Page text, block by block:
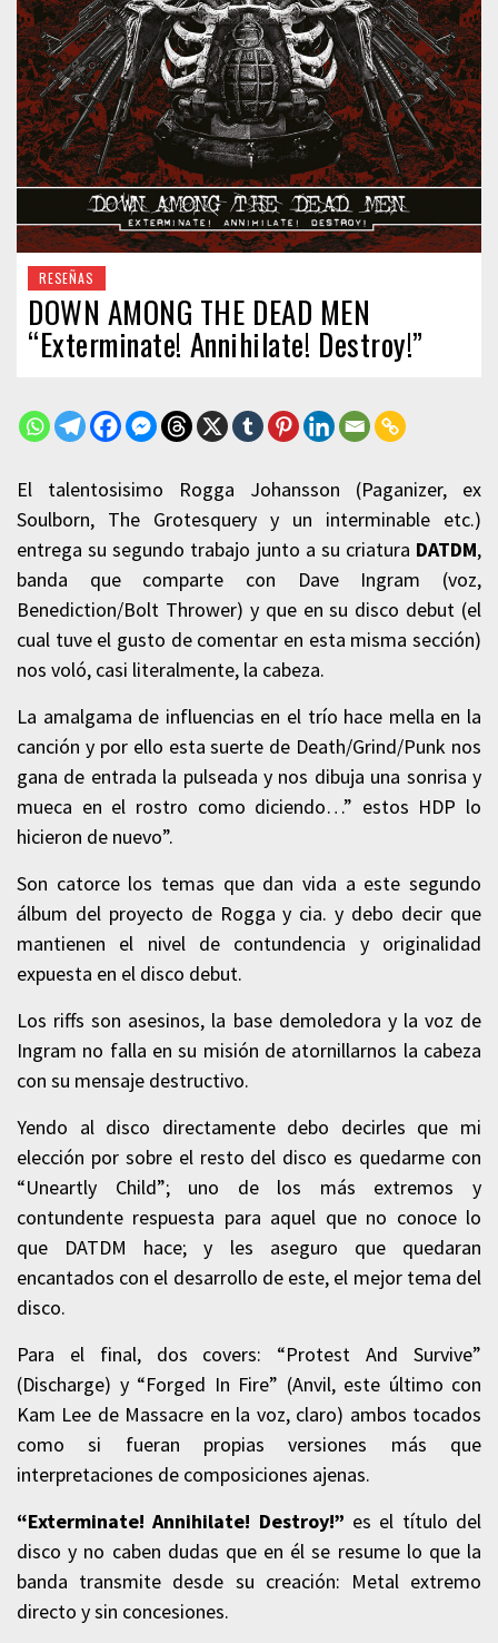
RESEÑAS
DOWN AMONG THE DEAD MEN
“Exterminate! Annihilate! Destroy!”
El talentosisimo Rogga Johansson (Paganizer, ex
Soulborn, The Grotesquery y un interminable etc.)
entrega su segundo trabajo junto a su criatura DATDM,
banda que comparte con Dave Ingram (voz,
Benediction/Bolt Thrower) y que en su disco debut (el
cual tuve el gusto de comentar en esta misma sección)
nos voló, casi literalmente, la cabeza.
La amalgama de influencias en el trío hace mella en la
canción y por ello esta suerte de Death/Grind/Punk nos
gana de entrada la pulseada y nos dibuja una sonrisa y
mueca en el rostro como diciendo…” estos HDP lo
hicieron de nuevo”.
Son catorce los temas que dan vida a este segundo
álbum del proyecto de Rogga y cia. y debo decir que
mantienen el nivel de contundencia y originalidad
expuesta en el disco debut.
Los riffs son asesinos, la base demoledora y la voz de
Ingram no falla en su misión de atornillarnos la cabeza
con su mensaje destructivo.
Yendo al disco directamente debo decirles que mi
elección por sobre el resto del disco es quedarme con
“Uneartly Child”; uno de los más extremos y
contundente respuesta para aquel que no conoce lo
que DATDM hace; y les aseguro que quedaran
encantados con el desarrollo de este, el mejor tema del
disco.
Para el final, dos covers: “Protest And Survive”
(Discharge) y “Forged In Fire” (Anvil, este último con
Kam Lee de Massacre en la voz, claro) ambos tocados
como si fueran propias versiones más que
interpretaciones de composiciones ajenas.
“Exterminate! Annihilate! Destroy!” es el título del
disco y no caben dudas que en él se resume lo que la
banda transmite desde su creación: Metal extremo
directo y sin concesiones.